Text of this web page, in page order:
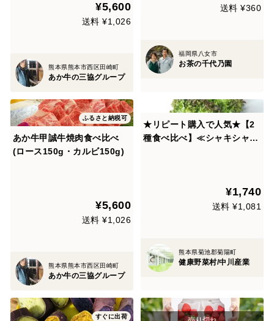
¥5,600
送料 ¥1,026
熊本県熊本市西区田崎町
あか牛の三協グループ
送料 ¥360
福岡県八女市
お茶の千代乃園
ふるさと納税可
あか牛甲誠牛焼肉食べ比べ
(ロース150g・カルビ150g)
¥5,600
送料 ¥1,026
熊本県熊本市西区田崎町
あか牛の三協グループ
★リピート購入で人気★【2
種食べ比べ】≪シャキシャキ
¥1,740
送料 ¥1,081
熊本県菊池郡菊陽町
健康野菜村/中川産業
すぐに出荷